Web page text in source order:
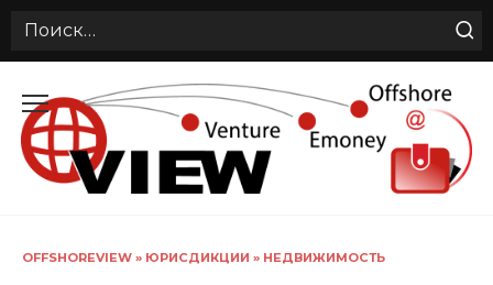
Search
содержанию
OFFSHOREVIEW » ЮРИСДИКЦИИ » НЕДВИЖИМОСТЬ